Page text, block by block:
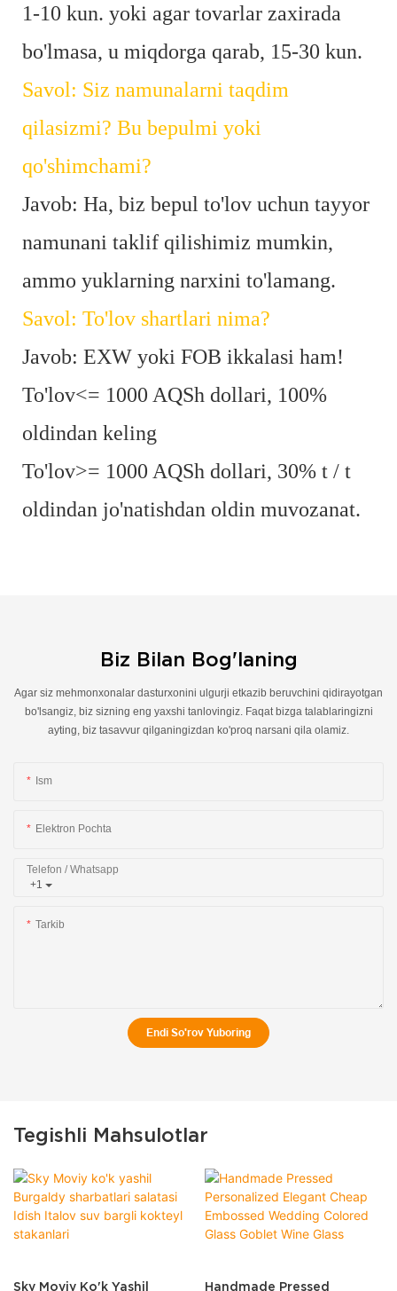
1-10 kun. yoki agar tovarlar zaxirada
bo'lmasa, u miqdorga qarab, 15-30 kun.
Savol: Siz namunalarni taqdim
qilasizmi? Bu bepulmi yoki
qo'shimchami?
Javob: Ha, biz bepul to'lov uchun tayyor
namunani taklif qilishimiz mumkin,
ammo yuklarning narxini to'lamang.
Savol: To'lov shartlari nima?
Javob: EXW yoki FOB ikkalasi ham!
To'lov<= 1000 AQSh dollari, 100%
oldindan keling
To'lov>= 1000 AQSh dollari, 30% t / t
oldindan jo'natishdan oldin muvozanat.
Biz Bilan Bog'laning
Agar siz mehmonxonalar dasturxonini ulgurji etkazib beruvchini qidirayotgan
bo'lsangiz, biz sizning eng yaxshi tanlovingiz. Faqat bizga talablaringizni
ayting, biz tasavvur qilganingizdan ko'proq narsani qila olamiz.
Ism
Elektron Pochta
+1
Telefon / Whatsapp
Tarkib
Endi So'rov Yuboring
Tegishli Mahsulotlar
Sky Moviy Ko'k Yashil Handmade Pressed